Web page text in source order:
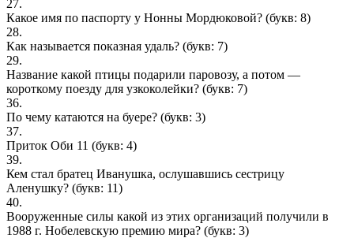
27.
Какое имя по паспорту у Нонны Мордюковой? (букв: 8)
28.
Как называется показная удаль? (букв: 7)
29.
Название какой птицы подарили паровозу, а потом —
короткому поезду для узкоколейки? (букв: 7)
36.
По чему катаются на буере? (букв: 3)
37.
Приток Оби 11 (букв: 4)
39.
Кем стал братец Иванушка, ослушавшись сестрицу
Аленушку? (букв: 11)
40.
Вооруженные силы какой из этих организаций получили в
1988 г. Нобелевскую премию мира? (букв: 3)